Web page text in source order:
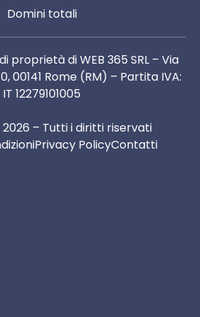
Domini totali
proprietà di WEB 365 SRL – Via
00141 Rome (RM) – Partita IVA:
IT 12279101005
– Tutti i diritti riservati
Privacy PolicyContatti